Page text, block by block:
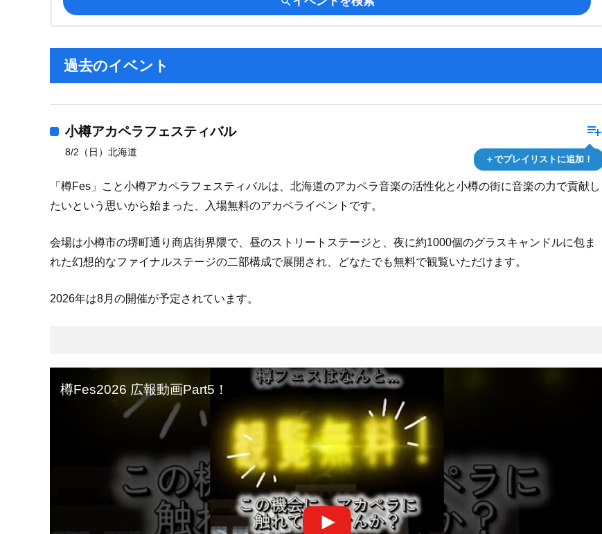
過去のイベント
playlist_add
＋でプレイリストに追加！
小樽アカペラフェスティバル
8/2（日）北海道
「樽Fes」こと小樽アカペラフェスティバルは、北海道のアカペラ音楽の活性化と小樽の街に音楽の力で貢献し
たいという思いから始まった、入場無料のアカペライベントです。
会場は小樽市の堺町通り商店街界隈で、昼のストリートステージと、夜に約1000個のグラスキャンドルに包ま
れた幻想的なファイナルステージの二部構成で展開され、どなたでも無料で観覧いただけます。
2026年は8月の開催が予定されています。
樽Fes2026 広報動画Part5！